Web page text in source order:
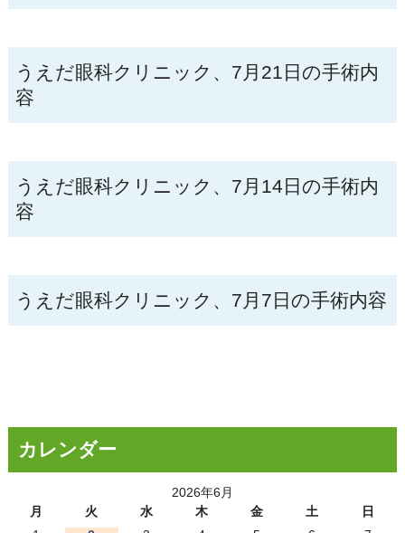
うえだ眼科クリニック、7月21日の手術内
容
うえだ眼科クリニック、7月14日の手術内
容
うえだ眼科クリニック、7月7日の手術内容
カレンダー
2026年6月
月
火 水 木 金 土
日